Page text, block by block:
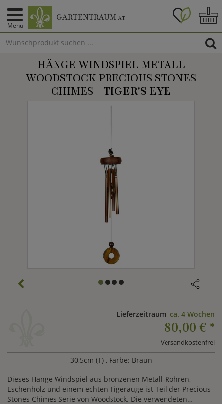
Menü
GARTENTRAUM.AT
HÄNGE WINDSPIEL METALL
WOODSTOCK PRECIOUS STONES
CHIMES - TIGER'S EYE
Lieferzeitraum: ca. 4 Wochen
80,00 € *
Versandkostenfrei
30,5cm (T) , Farbe: Braun
Dieses Hänge Windspiel aus bronzenen Metall-Röhren,
Eschenholz und einem echten Tigerauge ist Teil der Precious
Stones Chimes Serie von Woodstock. Die verwendeten